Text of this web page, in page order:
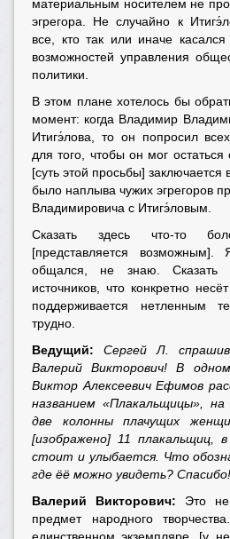
материальным носителем не
эгрегора. Не случайно к
все, кто так или иначе касался
возможностей управления
политики.
В этом плане хотелось бы
момент: когда Владимир
Итигэ́лова, то он попросил
для того, чтобы он мог
[суть этой просьбы]
было наплыва чужих эгрегоров
Владимировича с Итигэ́ловым.
Сказать здесь что-то
[представляется
общался, не знаю. Сказать
источников, что конкретно
поддерживается
трудно.
Ведущий:
Сергей Л.
Валерий Викторович! В
Виктор Алексеевич Ефимов
названием «Плакальщицы»,
две колонны плачущих
[изображено] 11 плакальщиц,
стоит и улыбается. Что
где ёё можно увидеть?
Валерий Викторович: Это не
предмет народного